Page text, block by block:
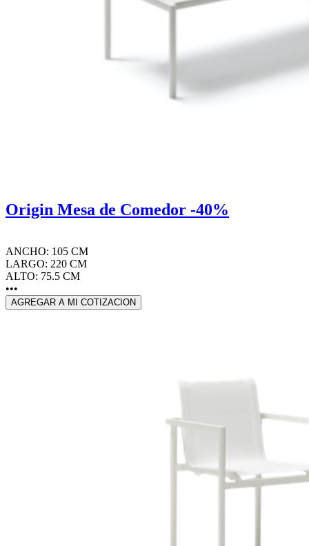
Origin Mesa de Comedor -40%
ANCHO: 105 CM
LARGO: 220 CM
ALTO: 75.5 CM
•••
AGREGAR A MI COTIZACION